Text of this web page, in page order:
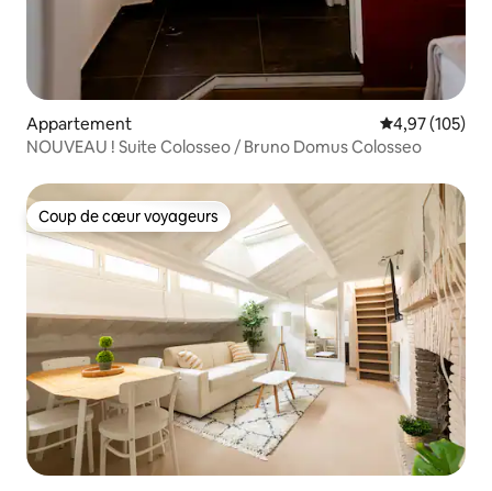
Appartement Évaluation
4,97 (105)
NOUVEAU ! Suite Colosseo / Bruno Domus Colosseo
Coup de cœur voyageurs
Coup de cœur voyageurs